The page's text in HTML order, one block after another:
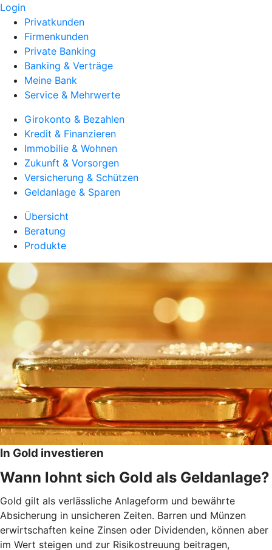
Login
Privatkunden
Firmenkunden
Private Banking
Banking & Verträge
Meine Bank
Service & Mehrwerte
Girokonto & Bezahlen
Kredit & Finanzieren
Immobilie & Wohnen
Zukunft & Vorsorgen
Versicherung & Schützen
Geldanlage & Sparen
Übersicht
Beratung
Produkte
In Gold investieren
Wann lohnt sich Gold als Geldanlage?
Gold gilt als verlässliche Anlageform und bewährte
Absicherung in unsicheren Zeiten. Barren und Münzen
erwirtschaften keine Zinsen oder Dividenden, können aber
im Wert steigen und zur Risikostreuung beitragen,